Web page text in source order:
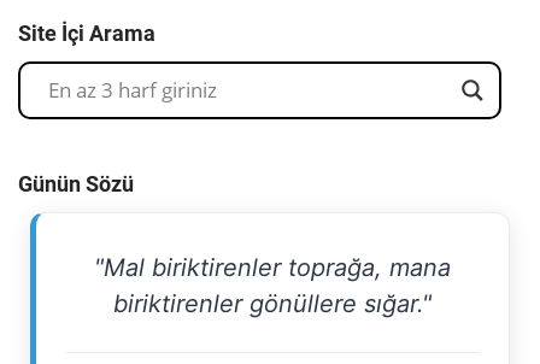
Site İçi Arama
Günün Sözü
"Mal biriktirenler toprağa, mana
biriktirenler gönüllere sığar."